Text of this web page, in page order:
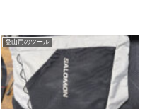
登山用のツール